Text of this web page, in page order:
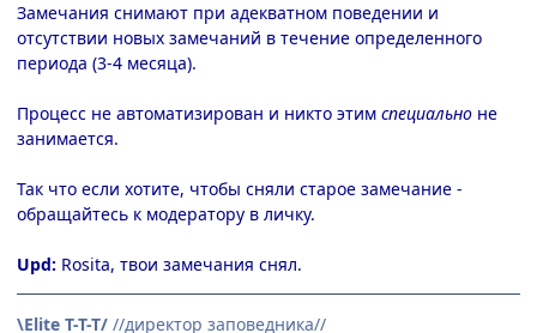
Замечания снимают при адекватном поведении и
отсутствии новых замечаний в течение определенного
периода (3-4 месяца).
Процесс не автоматизирован и никто этим специально не
занимается.
Так что если хотите, чтобы сняли старое замечание -
обращайтесь к модератору в личку.
Upd: Rosita, твои замечания снял.
\Elite T-T-T/ //директор заповедника//